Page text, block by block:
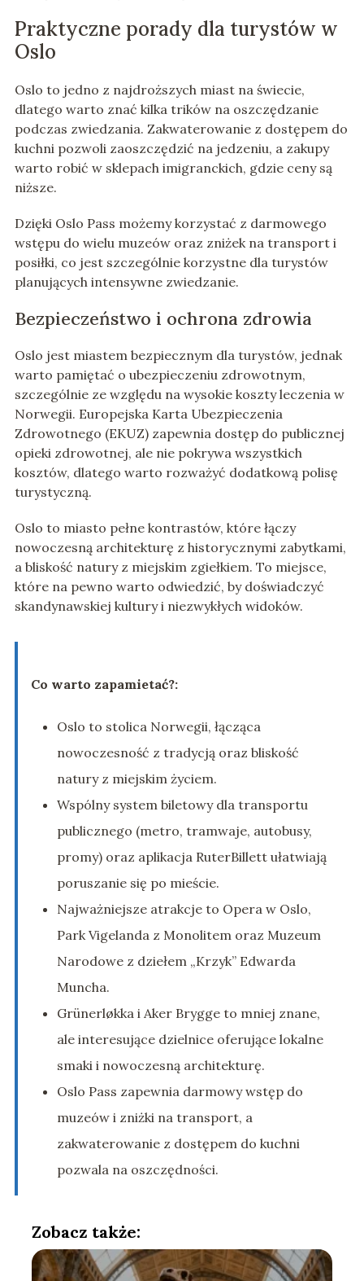
Praktyczne porady dla turystów w
Oslo
Oslo to jedno z najdroższych miast na świecie,
dlatego warto znać kilka trików na oszczędzanie
podczas zwiedzania. Zakwaterowanie z dostępem do
kuchni pozwoli zaoszczędzić na jedzeniu, a zakupy
warto robić w sklepach imigranckich, gdzie ceny są
niższe.
Dzięki Oslo Pass możemy korzystać z darmowego
wstępu do wielu muzeów oraz zniżek na transport i
posiłki, co jest szczególnie korzystne dla turystów
planujących intensywne zwiedzanie.
Bezpieczeństwo i ochrona zdrowia
Oslo jest miastem bezpiecznym dla turystów, jednak
warto pamiętać o ubezpieczeniu zdrowotnym,
szczególnie ze względu na wysokie koszty leczenia w
Norwegii. Europejska Karta Ubezpieczenia
Zdrowotnego (EKUZ) zapewnia dostęp do publicznej
opieki zdrowotnej, ale nie pokrywa wszystkich
kosztów, dlatego warto rozważyć dodatkową polisę
turystyczną.
Oslo to miasto pełne kontrastów, które łączy
nowoczesną architekturę z historycznymi zabytkami,
a bliskość natury z miejskim zgiełkiem. To miejsce,
które na pewno warto odwiedzić, by doświadczyć
skandynawskiej kultury i niezwykłych widoków.
Co warto zapamietać?:
Oslo to stolica Norwegii, łącząca
nowoczesność z tradycją oraz bliskość
natury z miejskim życiem.
Wspólny system biletowy dla transportu
publicznego (metro, tramwaje, autobusy,
promy) oraz aplikacja RuterBillett ułatwiają
poruszanie się po mieście.
Najważniejsze atrakcje to Opera w Oslo,
Park Vigelanda z Monolitem oraz Muzeum
Narodowe z dziełem „Krzyk” Edwarda
Muncha.
Grünerløkka i Aker Brygge to mniej znane,
ale interesujące dzielnice oferujące lokalne
smaki i nowoczesną architekturę.
Oslo Pass zapewnia darmowy wstęp do
muzeów i zniżki na transport, a
zakwaterowanie z dostępem do kuchni
pozwala na oszczędności.
Zobacz także: